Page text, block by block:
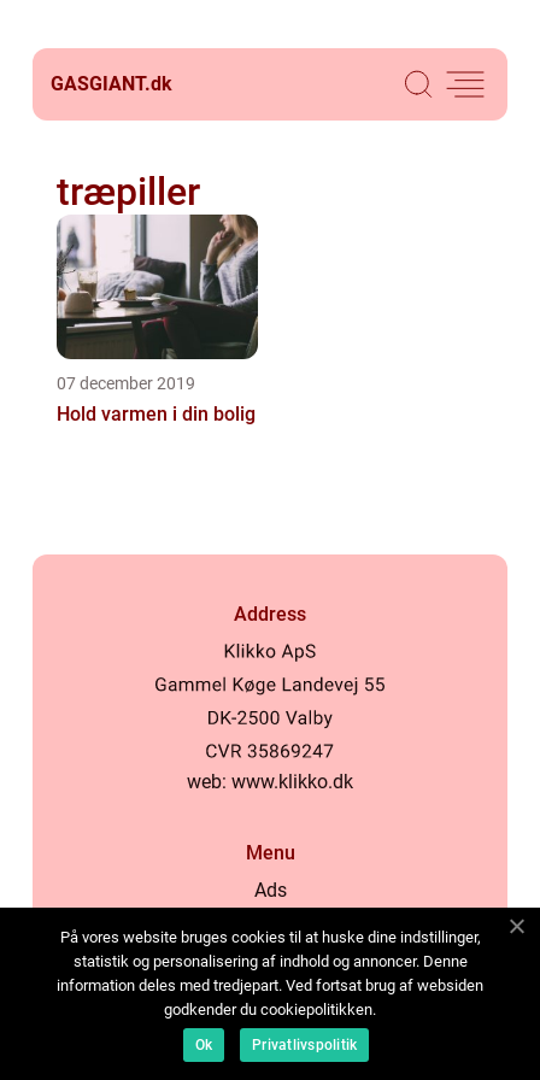
GASGIANT.dk
træpiller
07 december 2019
Hold varmen i din bolig
Address
web: www.klikko.dk
Menu
Ads
Cookies
Contact
Sitemap
På vores website bruges cookies til at huske dine indstillinger,
statistik og personalisering af indhold og annoncer. Denne
information deles med tredjepart. Ved fortsat brug af websiden
godkender du cookiepolitikken.
Ok Privatlivspolitik